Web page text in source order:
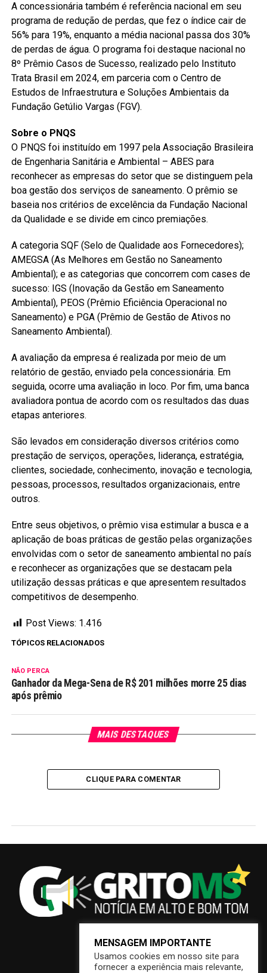
A concessionária também é referência nacional em seu
programa de redução de perdas, que fez o índice cair de
56% para 19%, enquanto a média nacional passa dos 30%
de perdas de água. O programa foi destaque nacional no
8º Prêmio Casos de Sucesso, realizado pelo Instituto
Trata Brasil em 2024, em parceria com o Centro de
Estudos de Infraestrutura e Soluções Ambientais da
Fundação Getúlio Vargas (FGV).
Sobre o PNQS
O PNQS foi instituído em 1997 pela Associação Brasileira
de Engenharia Sanitária e Ambiental – ABES para
reconhecer as empresas do setor que se distinguem pela
boa gestão dos serviços de saneamento. O prêmio se
baseia nos critérios de excelência da Fundação Nacional
da Qualidade e se divide em cinco premiações.
A categoria SQF (Selo de Qualidade aos Fornecedores);
AMEGSA (As Melhores em Gestão no Saneamento
Ambiental); e as categorias que concorrem com cases de
sucesso: IGS (Inovação da Gestão em Saneamento
Ambiental), PEOS (Prêmio Eficiência Operacional no
Saneamento) e PGA (Prêmio de Gestão de Ativos no
Saneamento Ambiental).
A avaliação da empresa é realizada por meio de um
relatório de gestão, enviado pela concessionária. Em
seguida, ocorre uma avaliação in loco. Por fim, uma banca
avaliadora pontua de acordo com os resultados das duas
etapas anteriores.
São levados em consideração diversos critérios como
prestação de serviços, operações, liderança, estratégia,
clientes, sociedade, conhecimento, inovação e tecnologia,
pessoas, processos, resultados organizacionais, entre
outros.
Entre seus objetivos, o prêmio visa estimular a busca e a
aplicação de boas práticas de gestão pelas organizações
envolvidas com o setor de saneamento ambiental no país
e reconhecer as organizações que se destacam pela
utilização dessas práticas e que apresentem resultados
competitivos de desempenho.
Post Views: 1.416
TÓPICOS RELACIONADOS
NÃO PERCA
Ganhador da Mega-Sena de R$ 201 milhões morre 25 dias
após prêmio
MAIS DESTAQUES
CLIQUE PARA COMENTAR
MENSAGEM IMPORTANTE
Usamos cookies em nosso site para
fornecer a experiência mais relevante,